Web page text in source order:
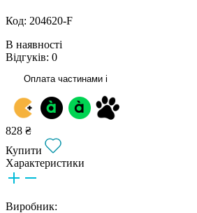
Код: 204620-F
В наявності
Відгуків: 0
Оплата частинами i
828 ₴
Купити
Характеристики
Виробник: